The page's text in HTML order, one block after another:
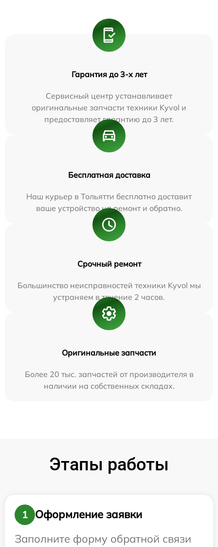
Гарантия до 3-х лет
Сервисный центр устанавливает
оригинальные запчасти техники Kyvol и
предоставляет гарантию до 3 лет.
Бесплатная доставка
Наш курьер в Тольятти бесплатно доставит
ваше устройство на ремонт и обратно.
Срочный ремонт
Большинство неисправностей техники Kyvol мы
устраняем в течение 2 часов.
Оригинальные запчасти
Более 20 тыс. запчастей от производителя в
наличии на собственных складах.
Этапы работы
1
Оформление заявки
Заполните форму обратной связи